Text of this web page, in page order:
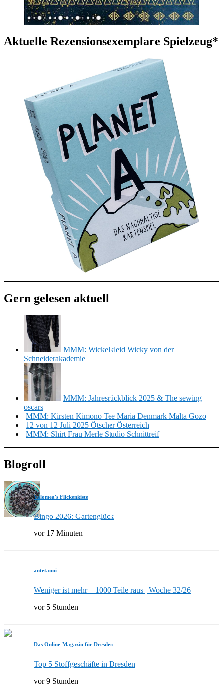
Aktuelle Rezensionsexemplare Spielzeug*
Gern gelesen aktuell
MMM: Wickelkleid Wicky von der
Schneiderakademie
MMM: Jahresrückblick 2025 & The sewing
oscars
MMM: Kirsten Kimono Tee Maria Denmark Malta Gozo
12 von 12 Juli 2025 Ötscher Österreich
MMM: Shirt Frau Merle Studio Schnittreif
Blogroll
Valomea's Flickenkiste
Bingo 2026: Gartenglück
vor 17 Minuten
antetanni
Weniger ist mehr – 1000 Teile raus | Woche 32/26
vor 5 Stunden
Das Online-Magazin für Dresden
Top 5 Stoffgeschäfte in Dresden
vor 9 Stunden